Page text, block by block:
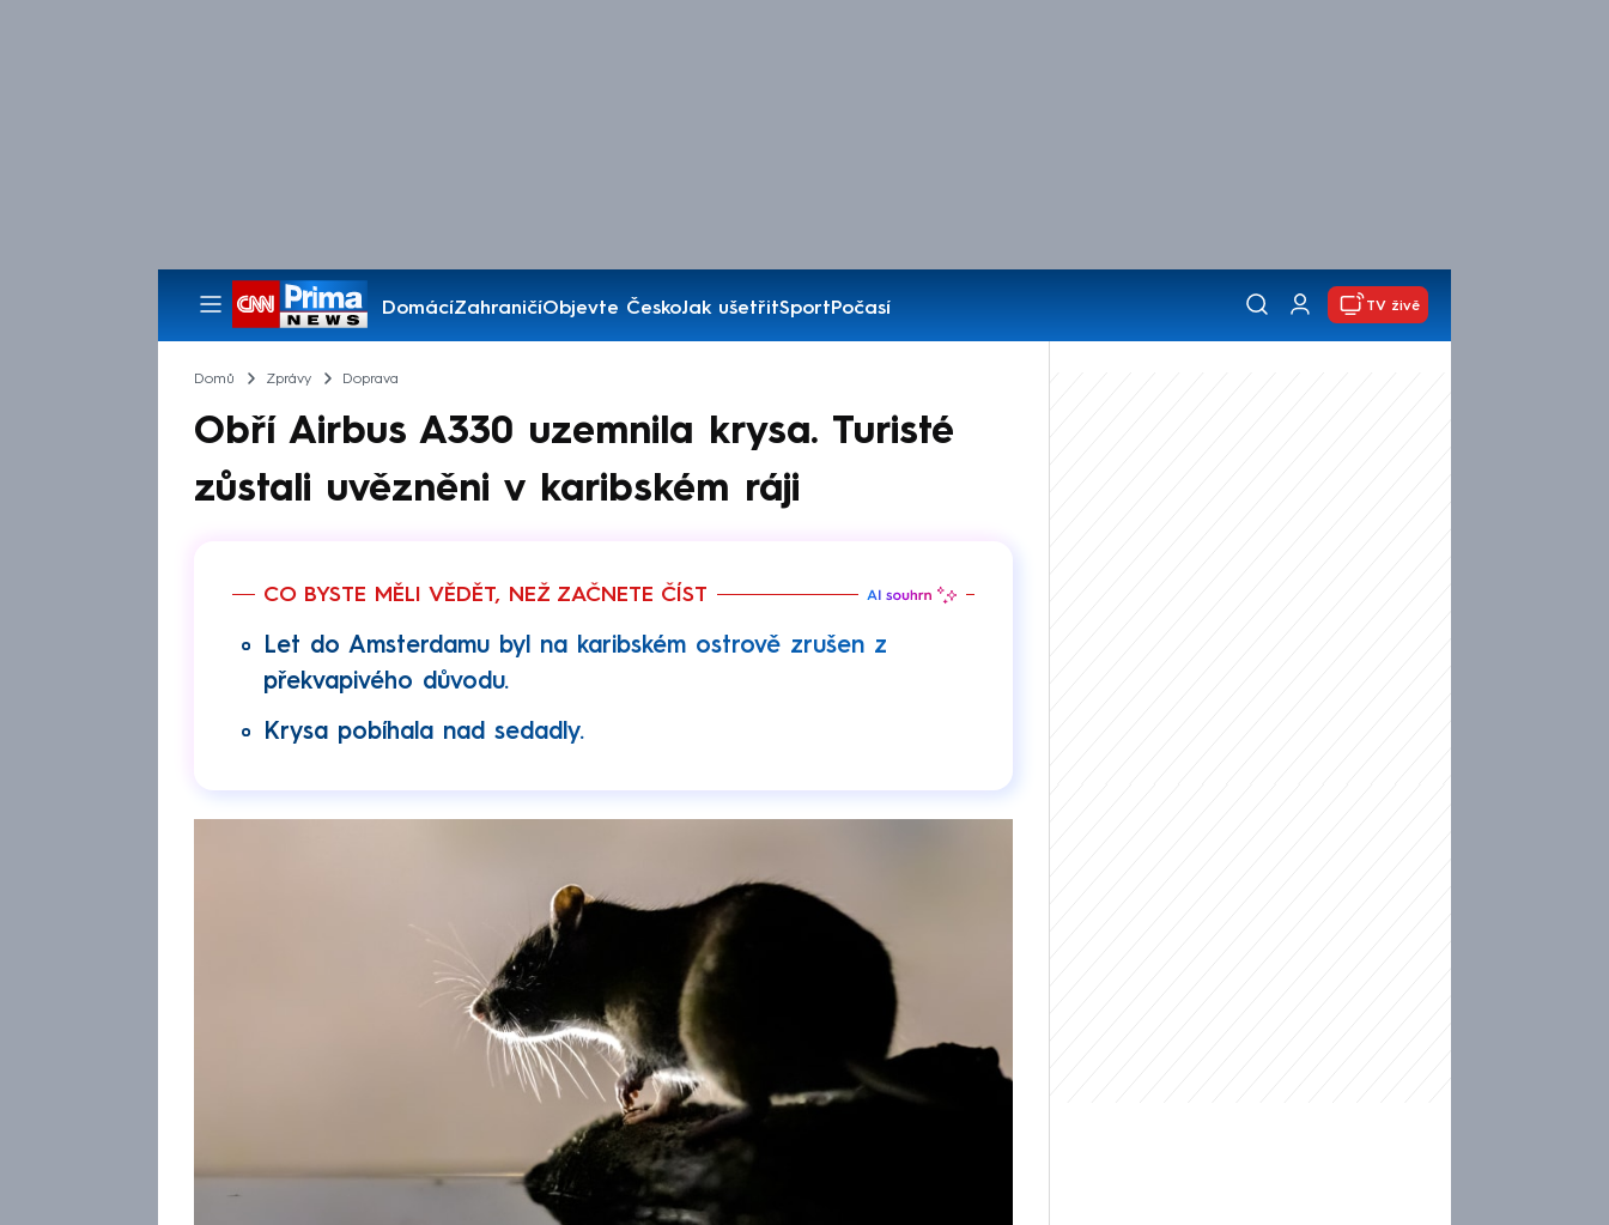
DomácíZahraničíObjevte ČeskoJak ušetřitSportPočasí
Pořady
TV živě
Domů Zprávy Doprava
Obří Airbus A330 uzemnila krysa. Turisté
zůstali uvězněni v karibském ráji
CO BYSTE MĚLI VĚDĚT, NEŽ ZAČNETE ČÍST
Let do Amsterdamu byl na karibském ostrově zrušen z
překvapivého důvodu.
Krysa pobíhala nad sedadly.